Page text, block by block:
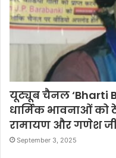
यूट्यूब चैनल ‘Bharti
धार्मिक भावनाओं
रामायण और गणेश जी
September 3, 2025